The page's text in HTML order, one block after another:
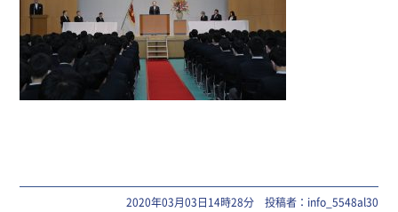
2020年03月03日14時28分 投稿者：info_5548al30